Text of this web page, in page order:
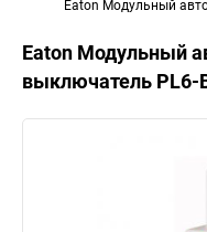
Eaton Модульный
Eaton Модульный
выключатель PL6-